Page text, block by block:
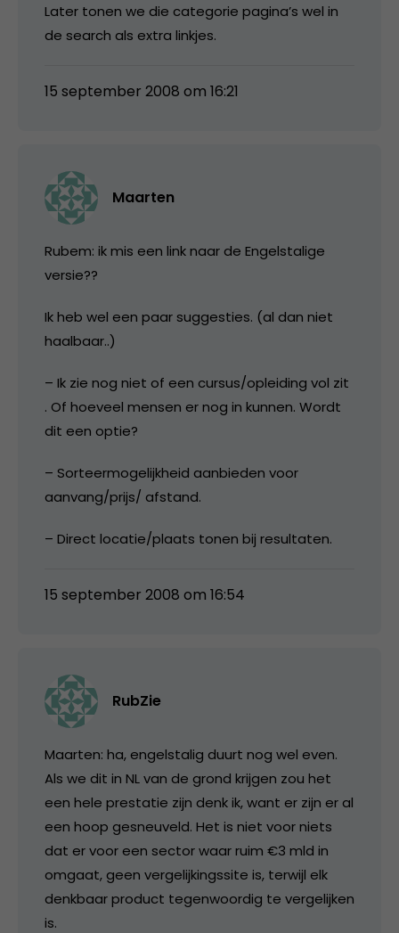
Later tonen we die categorie pagina’s wel in
de search als extra linkjes.
15 september 2008 om 16:21
Maarten
Rubem: ik mis een link naar de Engelstalige
versie??
Ik heb wel een paar suggesties. (al dan niet
haalbaar..)
– Ik zie nog niet of een cursus/opleiding vol zit
. Of hoeveel mensen er nog in kunnen. Wordt
dit een optie?
– Sorteermogelijkheid aanbieden voor
aanvang/prijs/ afstand.
– Direct locatie/plaats tonen bij resultaten.
15 september 2008 om 16:54
RubZie
Maarten: ha, engelstalig duurt nog wel even.
Als we dit in NL van de grond krijgen zou het
een hele prestatie zijn denk ik, want er zijn er al
een hoop gesneuveld. Het is niet voor niets
dat er voor een sector waar ruim €3 mld in
omgaat, geen vergelijkingssite is, terwijl elk
denkbaar product tegenwoordig te vergelijken
is.